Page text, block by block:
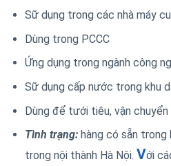
Sữ dụng trong các nhà máy
Dùng trong PCCC
Ứng dụng trong ngành công
Sữ dụng cấp nước trong khu
Dùng để tưới tiêu, vận
Tình trạng:hàng có sẵn trong
trong nội thành Hà Nội. Với